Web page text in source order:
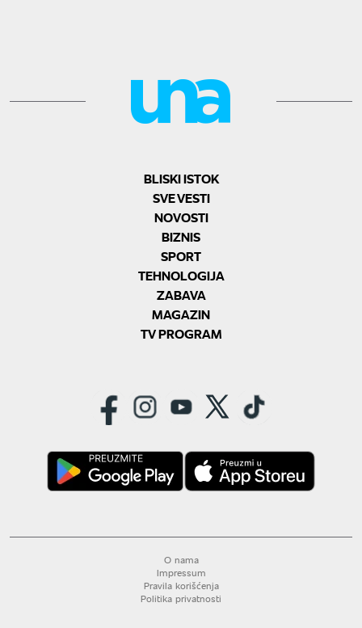
BLISKI ISTOK
SVE VESTI
NOVOSTI
BIZNIS
SPORT
TEHNOLOGIJA
ZABAVA
MAGAZIN
TV PROGRAM
O nama
Impressum
Pravila korišćenja
Politika privatnosti